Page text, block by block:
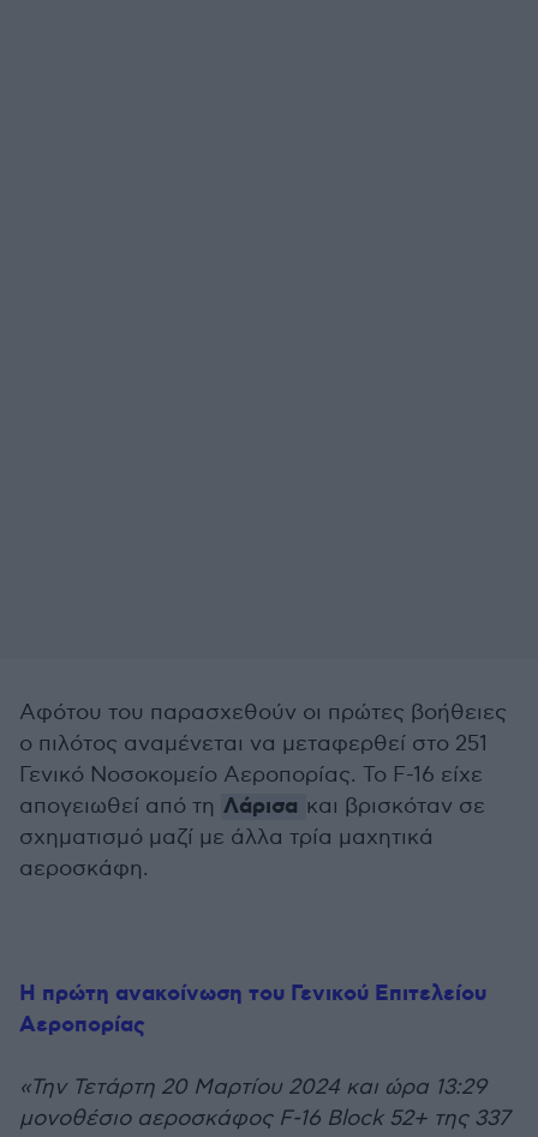
Αφότου του παρασχεθούν οι πρώτες βοήθειες
ο πιλότος αναμένεται να μεταφερθεί στο 251
Γενικό Νοσοκομείο Αεροπορίας. Το F-16 είχε
απογειωθεί από τη Λάρισα και βρισκόταν σε
σχηματισμό μαζί με άλλα τρία μαχητικά
αεροσκάφη.
Η πρώτη ανακοίνωση του Γενικού Επιτελείου
Αεροπορίας
«Την Τετάρτη 20 Μαρτίου 2024 και ώρα 13:29
μονοθέσιο αεροσκάφος F-16 Block 52+ της 337